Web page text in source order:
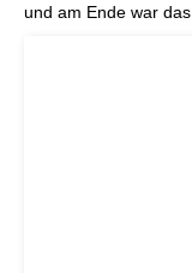
und am Ende war